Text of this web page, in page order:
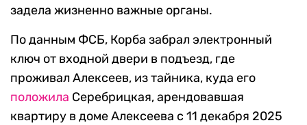
задела жизненно важные органы.
По данным ФСБ, Корба забрал электронный
ключ от входной двери в подъезд, где
проживал Алексеев, из тайника, куда его
положила Серебрицкая, арендовавшая
квартиру в доме Алексеева с 11 декабря 2025